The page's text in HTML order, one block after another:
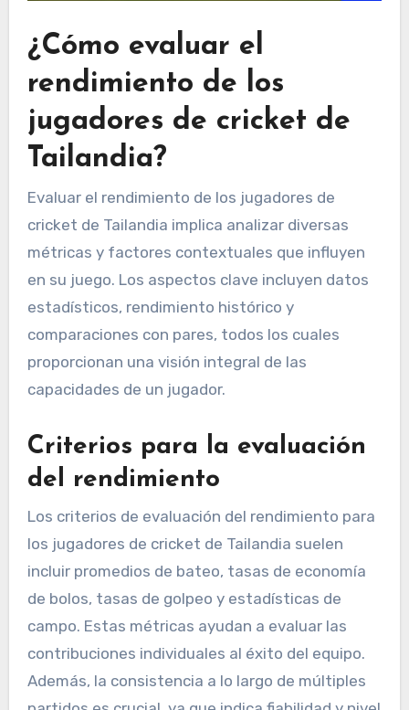
¿Cómo evaluar el
rendimiento de los
jugadores de cricket de
Tailandia?
Evaluar el rendimiento de los jugadores de
cricket de Tailandia implica analizar diversas
métricas y factores contextuales que influyen
en su juego. Los aspectos clave incluyen datos
estadísticos, rendimiento histórico y
comparaciones con pares, todos los cuales
proporcionan una visión integral de las
capacidades de un jugador.
Criterios para la evaluación
del rendimiento
Los criterios de evaluación del rendimiento para
los jugadores de cricket de Tailandia suelen
incluir promedios de bateo, tasas de economía
de bolos, tasas de golpeo y estadísticas de
campo. Estas métricas ayudan a evaluar las
contribuciones individuales al éxito del equipo.
Además, la consistencia a lo largo de múltiples